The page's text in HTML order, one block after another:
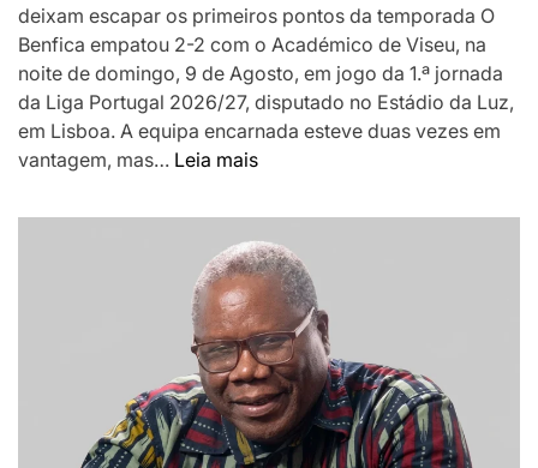
deixam escapar os primeiros pontos da temporada O
Benfica empatou 2-2 com o Académico de Viseu, na
noite de domingo, 9 de Agosto, em jogo da 1.ª jornada
da Liga Portugal 2026/27, disputado no Estádio da Luz,
em Lisboa. A equipa encarnada esteve duas vezes em
vantagem, mas… Leia mais:
empata
2-
2
com
Académico
de
Viseu
na
estreia